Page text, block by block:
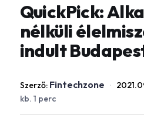
QuickPick:
nélküli
indult
Szerző: Fintechzone ·
kb. 1 perc